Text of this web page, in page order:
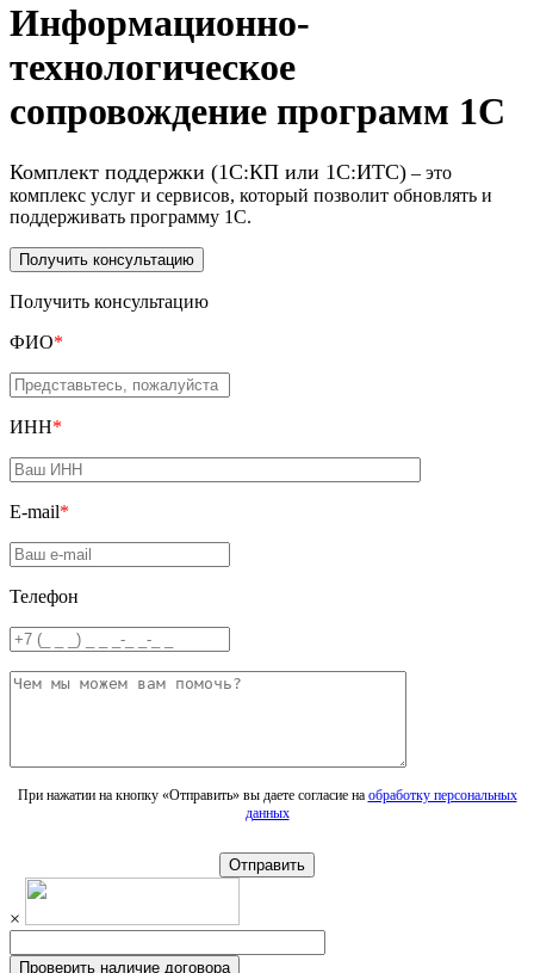
Информационно-
технологическое
сопровождение программ 1С
Комплект поддержки (1С:КП или 1С:ИТС) – это
комплекс услуг и сервисов, который позволит обновлять и
поддерживать программу 1С.
Получить консультацию
Получить консультацию
ФИО*
ИНН*
E-mail*
Телефон
При нажатии на кнопку «Отправить» вы даете согласие на обработку персональных
данных
Отправить
×
Проверить наличие договора